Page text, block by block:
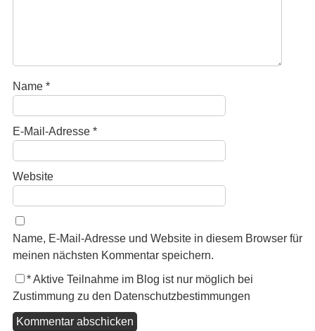
Name *
E-Mail-Adresse *
Website
Name, E-Mail-Adresse und Website in diesem Browser für
meinen nächsten Kommentar speichern.
*Aktive Teilnahme im Blog ist nur möglich bei
Zustimmung zu den Datenschutzbestimmungen